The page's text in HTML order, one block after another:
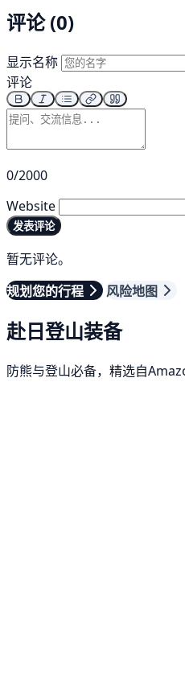
评论 (0)
显示名称
评论
0/2000
Website
发表评论
暂无评论。
规划您的行程
风险地图
赴日登山装备
防熊与登山必备，精选自